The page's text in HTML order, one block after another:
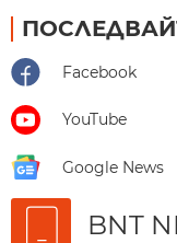
Facebook
YouTube
Google News
BNT